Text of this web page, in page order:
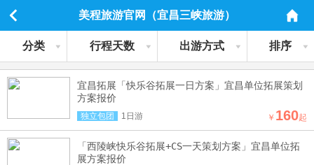
美程旅游官网（宜昌三峡旅游）
分类 行程天数 出游方式 排序
宜昌拓展「快乐谷拓展一日方案」宜昌单位拓展策划
方案报价
独立包团 1日游 ￥ 160起
「西陵峡快乐谷拓展+CS一天策划方案」宜昌单位拓
展方案报价